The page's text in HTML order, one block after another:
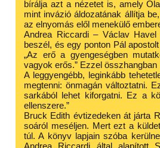
bírálja azt a nézetet is, amely
mint invázió áldozatának állítja
az elnyomás elől menekülő
Andrea Riccardi – Václav
beszél, és egy ponton Pál
„Az erő a gyengeségben
vagyok erős.” Ezzel
A leggyengébb, leginkább
megtenni: önmagán változtatni.
sarkából lehet kiforgatni. Ez a
ellenszere.”
Bruck Edith évtizedeken át járta
soáról meséljen. Mert ezt a
túl. A könyv lapjain szóba
Andrea Riccardi által alapított